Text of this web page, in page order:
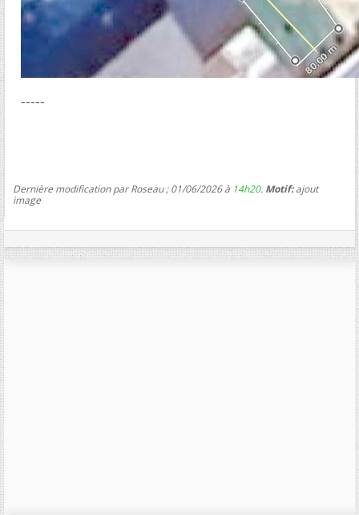
-----
Dernière modification par Roseau ; 01/06/2026 à 14h20. Motif:ajout
image